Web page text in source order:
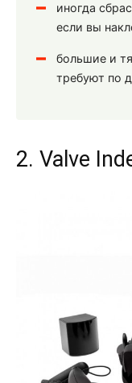
иногда
если вы
большие и
требуют по
2. Valve